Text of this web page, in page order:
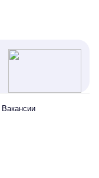
Вакансии